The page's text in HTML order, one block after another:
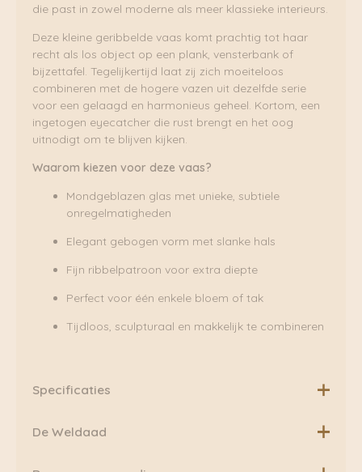
die past in zowel moderne als meer klassieke interieurs.
Deze kleine geribbelde vaas komt prachtig tot haar
recht als los object op een plank, vensterbank of
bijzettafel. Tegelijkertijd laat zij zich moeiteloos
combineren met de hogere vazen uit dezelfde serie
voor een gelaagd en harmonieus geheel. Kortom, een
ingetogen eyecatcher die rust brengt en het oog
uitnodigt om te blijven kijken.
Waarom kiezen voor deze vaas?
Mondgeblazen glas met unieke, subtiele
onregelmatigheden
Elegant gebogen vorm met slanke hals
Fijn ribbelpatroon voor extra diepte
Perfect voor één enkele bloem of tak
Tijdloos, sculpturaal en makkelijk te combineren
Specificaties
Materiaal:Glas
De Weldaad